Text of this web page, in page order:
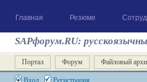
Главная Резюме
SAPфорум.RU:
Портал Форум Файловый
Вход Регистрация